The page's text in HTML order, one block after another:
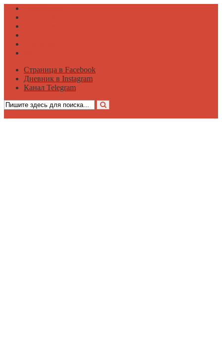
Страница в Facebook
Дневник в Instagram
Канал Telegram